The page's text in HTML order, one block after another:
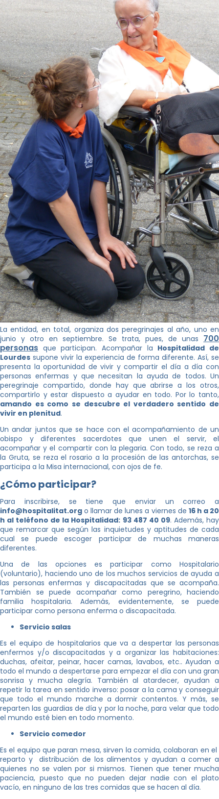
La entidad, en total, organiza dos peregrinajes al año, uno en
junio y otro en septiembre. Se trata, pues, de unas 700
personas que participan. Acompañar la Hospitalidad de
Lourdes supone vivir la experiencia de forma diferente. Así, se
presenta la oportunidad de vivir y compartir el día a día con
personas enfermas y que necesitan la ayuda de todos. Un
peregrinaje compartido, donde hay que abrirse a los otros,
compartirlo y estar dispuesto a ayudar en todo. Por lo tanto,
amando es como se descubre el verdadero sentido de
vivir en plenitud.
Un andar juntos que se hace con el acompañamiento de un
obispo y diferentes sacerdotes que unen el servir, el
acompañar y el compartir con la plegaria. Con todo, se reza a
la Gruta, se reza el rosario a la procesión de las antorchas, se
participa a la Misa internacional, con ojos de fe.
¿Cómo participar?
Para inscribirse, se tiene que enviar un correo a
info@hospitalitat.org o llamar de lunes a viernes de 16 h a 20
h al teléfono de la Hospitalidad: 93 487 40 09. Además, hay
que remarcar que según las inquietudes y aptitudes de cada
cual se puede escoger participar de muchas maneras
diferentes.
Una de las opciones es participar como Hospitalario
(voluntario), haciendo uno de los muchos servicios de ayuda a
las personas enfermas y discapacitadas que se acompaña.
También se puede acompañar como peregrino, haciendo
familia hospitalaria. Además, evidentemente, se puede
participar como persona enferma o discapacitada.
Servicio salas
Es el equipo de hospitalarios que va a despertar las personas
enfermos y/o discapacitadas y a organizar las habitaciones:
duchas, afeitar, peinar, hacer camas, lavabos, etc.. Ayudan a
todo el mundo a despertarse para empezar el día con una gran
sonrisa y mucha alegría. También al atardecer, ayudan a
repetir la tarea en sentido inverso: posar a la cama y conseguir
que todo el mundo marche a dormir contentos. Y más, se
reparten las guardias de día y por la noche, para velar que todo
el mundo esté bien en todo momento.
Servicio comedor
Es el equipo que paran mesa, sirven la comida, colaboran en el
reparto y distribución de los alimentos y ayudan a comer a
quienes no se valen por si mismos. Tienen que tener mucha
paciencia, puesto que no pueden dejar nadie con el plato
vacío, en ninguno de las tres comidas que se hacen al día.